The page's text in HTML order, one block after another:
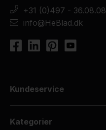
+31 (0)497 - 36.08.08
info@HeBlad.dk
Kundeservice
Kategorier